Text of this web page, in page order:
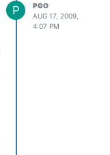
P
PGO
AUG 17, 2009,
4:07 PM